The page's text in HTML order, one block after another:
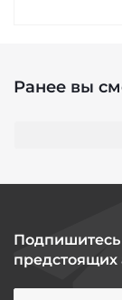
Ранее вы
предстоящих